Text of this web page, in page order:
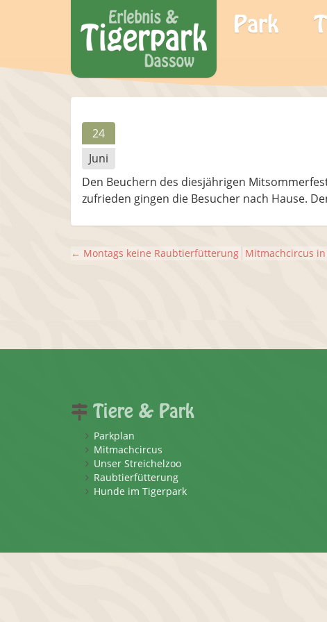
Park
24
Juni
Den Beuchern des diesjährigen
zufrieden gingen die Besucher nach Hause.
← Montags keine Raubtierfütterung Mitmachcircus
Tiere & Park
Parkplan
Mitmachcircus
Unser Streichelzoo
Raubtierfütterung
Hunde im Tigerpark